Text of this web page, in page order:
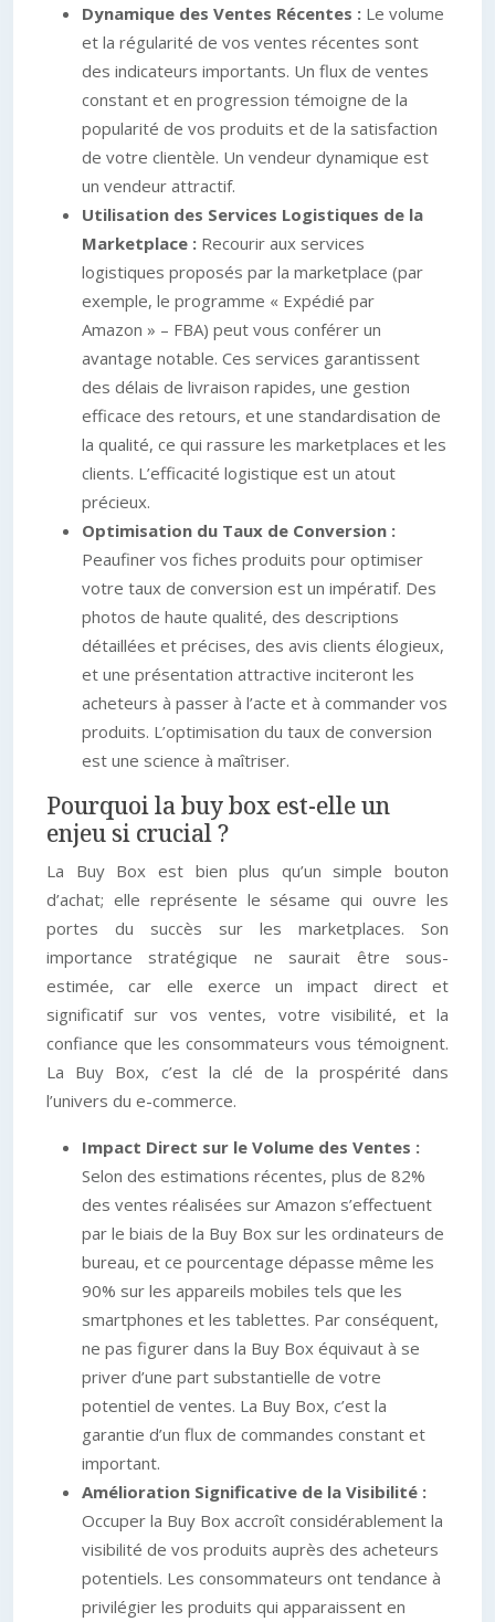
Dynamique des Ventes Récentes : Le volume
et la régularité de vos ventes récentes sont
des indicateurs importants. Un flux de ventes
constant et en progression témoigne de la
popularité de vos produits et de la satisfaction
de votre clientèle. Un vendeur dynamique est
un vendeur attractif.
Utilisation des Services Logistiques de la
Marketplace : Recourir aux services
logistiques proposés par la marketplace (par
exemple, le programme « Expédié par
Amazon » – FBA) peut vous conférer un
avantage notable. Ces services garantissent
des délais de livraison rapides, une gestion
efficace des retours, et une standardisation de
la qualité, ce qui rassure les marketplaces et les
clients. L’efficacité logistique est un atout
précieux.
Optimisation du Taux de Conversion :
Peaufiner vos fiches produits pour optimiser
votre taux de conversion est un impératif. Des
photos de haute qualité, des descriptions
détaillées et précises, des avis clients élogieux,
et une présentation attractive inciteront les
acheteurs à passer à l’acte et à commander vos
produits. L’optimisation du taux de conversion
est une science à maîtriser.
Pourquoi la buy box est-elle un
enjeu si crucial ?
La Buy Box est bien plus qu’un simple bouton
d’achat; elle représente le sésame qui ouvre les
portes du succès sur les marketplaces. Son
importance stratégique ne saurait être sous-
estimée, car elle exerce un impact direct et
significatif sur vos ventes, votre visibilité, et la
confiance que les consommateurs vous témoignent.
La Buy Box, c’est la clé de la prospérité dans
l’univers du e-commerce.
Impact Direct sur le Volume des Ventes :
Selon des estimations récentes, plus de 82%
des ventes réalisées sur Amazon s’effectuent
par le biais de la Buy Box sur les ordinateurs de
bureau, et ce pourcentage dépasse même les
90% sur les appareils mobiles tels que les
smartphones et les tablettes. Par conséquent,
ne pas figurer dans la Buy Box équivaut à se
priver d’une part substantielle de votre
potentiel de ventes. La Buy Box, c’est la
garantie d’un flux de commandes constant et
important.
Amélioration Significative de la Visibilité :
Occuper la Buy Box accroît considérablement la
visibilité de vos produits auprès des acheteurs
potentiels. Les consommateurs ont tendance à
privilégier les produits qui apparaissent en